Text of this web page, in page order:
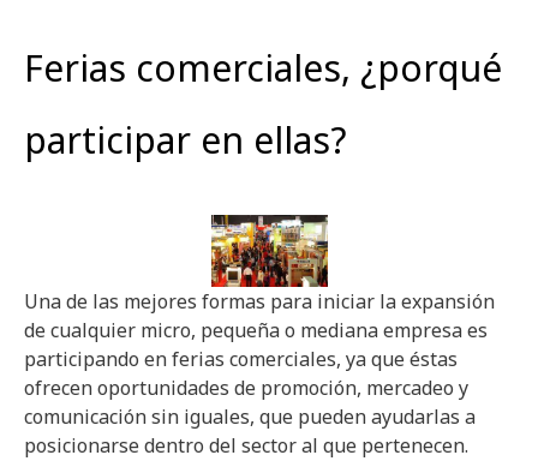
Ferias comerciales, ¿porqué
participar en ellas?
Una de las mejores formas para iniciar la expansión
de cualquier micro, pequeña o mediana empresa es
participando en ferias comerciales, ya que éstas
ofrecen oportunidades de promoción, mercadeo y
comunicación sin iguales, que pueden ayudarlas a
posicionarse dentro del sector al que pertenecen.